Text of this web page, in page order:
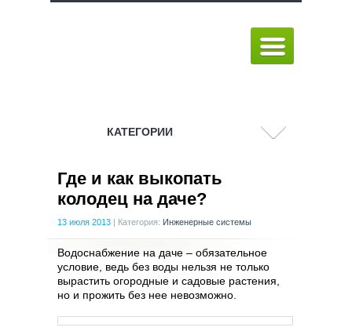
КАТЕГОРИИ
Где и как выкопать
колодец на даче?
13 июля 2013 | Категория: Инженерные системы
Водоснабжение на даче – обязательное
условие, ведь без воды нельзя не только
вырастить огородные и садовые растения,
но и прожить без нее невозможно.